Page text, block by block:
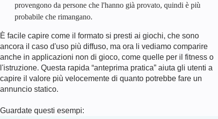
provengono da persone che l'hanno già provato, quindi è più
probabile che rimangano.
È facile capire come il formato si presti ai giochi, che sono
ancora il caso d'uso più diffuso, ma ora li vediamo comparire
anche in applicazioni non di gioco, come quelle per il fitness o
l'istruzione. Questa rapida “anteprima pratica” aiuta gli utenti a
capire il valore più velocemente di quanto potrebbe fare un
annuncio statico.
Guardate questi esempi: